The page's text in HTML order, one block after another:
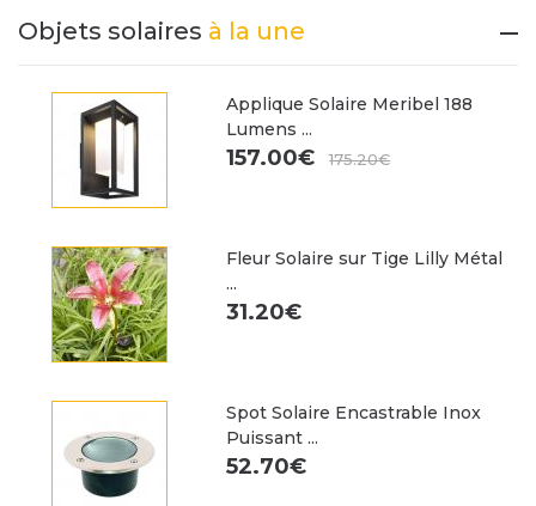
Objets solaires à la une
Applique Solaire Meribel 188
Lumens ...
157.00€ 175.20€
Fleur Solaire sur Tige Lilly Métal
...
31.20€
Spot Solaire Encastrable Inox
Puissant ...
52.70€